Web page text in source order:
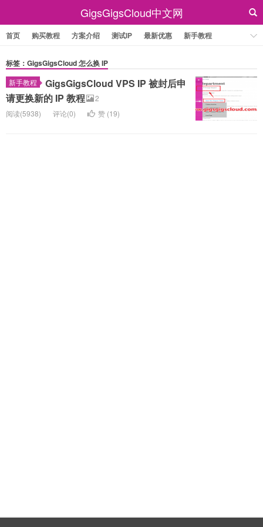
GigsGigsCloud中文网
首页 购买教程 方案介绍 测试IP 最新优惠 新手教程
标签：GigsGigsCloud 怎么换 IP
新手教程
GigsGigsCloud VPS IP 被封后申
请更换新的 IP 教程
2
阅读(5938)
评论(0) 赞 (19)